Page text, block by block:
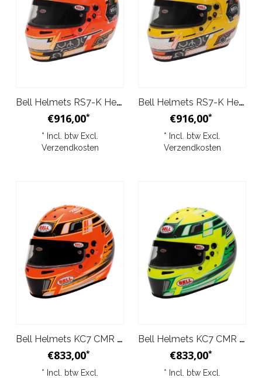
Bell Helmets RS7-K Helm Antraciet Oranje
€916,00*
* Incl. btw Excl.
Verzendkosten
Bell Helmets RS7-K Helm Antraciet Geel
€916,00*
* Incl. btw Excl.
Verzendkosten
Bell Helmets KC7 CMR Helm Antraciet Oranje
€833,00*
* Incl. btw Excl.
Bell Helmets KC7 CMR Helm Antraciet Geel
€833,00*
* Incl. btw Excl.